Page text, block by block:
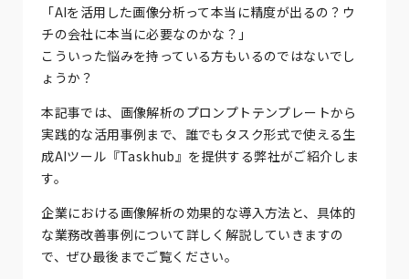
「AIを活用した画像分析って本当に精度が出るの？ウ
チの会社に本当に必要なのかな？」
こういった悩みを持っている方もいるのではないでし
ょうか？
本記事では、画像解析のプロンプトテンプレートから
実践的な活用事例まで、誰でもタスク形式で使える生
成AIツール『Taskhub』を提供する弊社がご紹介しま
す。
企業における画像解析の効果的な導入方法と、具体的
な業務改善事例について詳しく解説していきますの
で、ぜひ最後までご覧ください。